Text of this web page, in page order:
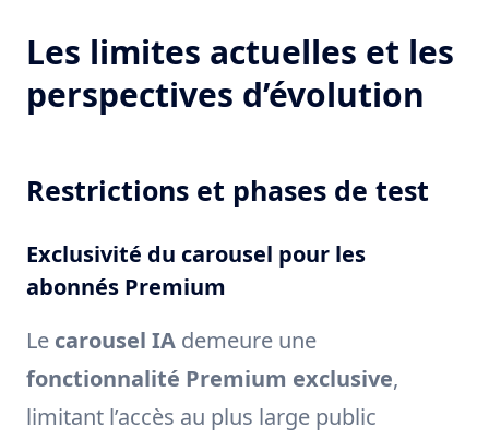
Les limites actuelles et les
perspectives d’évolution
Restrictions et phases de test
Exclusivité du carousel pour les
abonnés Premium
Le carousel IA demeure une
fonctionnalité Premium exclusive,
limitant l’accès au plus large public